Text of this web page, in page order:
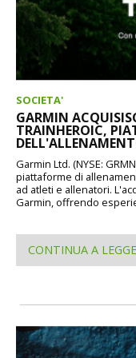
SOCIETA'
GARMIN
TRAINHEROIC,
Garmin Ltd. (NYSE:
piattaforme di
ad atleti e allenatori.
Garmin, offrendo
CONTINUA A